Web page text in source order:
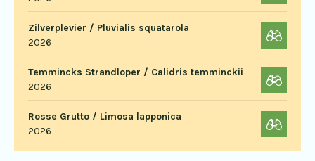
Zilverplevier / Pluvialis squatarola
2026
Temmincks Strandloper / Calidris temminckii
2026
Rosse Grutto / Limosa lapponica
2026